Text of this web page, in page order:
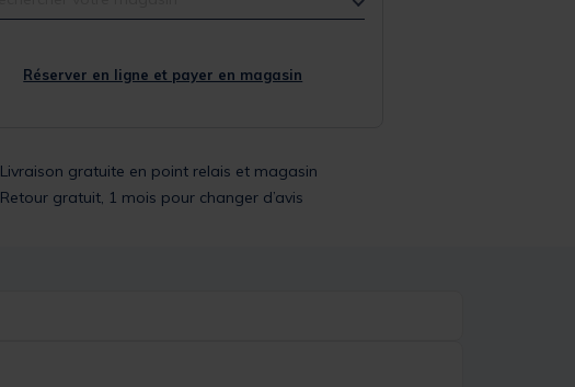
Réserver en ligne et payer en magasin
Livraison gratuite en point relais et magasin
Retour gratuit, 1 mois pour changer d’avis